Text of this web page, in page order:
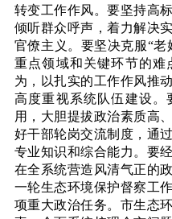
转变工作作风。要坚持高
倾听群众呼声，着力解决
官僚主义。要坚决克服“
重点领域和关键环节的难
为，以扎实的工作作风推
高度重视系统队伍建设。
用，大胆提拔政治素质高
好干部轮岗交流制度，通
专业知识和综合能力。要
在全系统营造风清气正的
一轮生态环境保护督察工
项重大政治任务。市生态